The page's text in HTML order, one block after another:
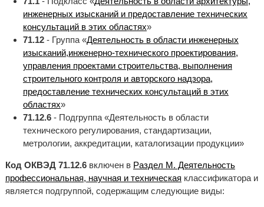
инженерных изысканий и предоставление технических
консультаций в этих областях»
71.12- Группа «Деятельность в области инженерных
изысканий,инженерно-технического проектирования,
управления проектами строительства, выполнения
строительного контроля и авторского надзора,
предоставление технических консультаций в этих
областях»
71.12.6- Подгруппа «Деятельность в области
технического регулирования, стандартизации,
метрологии, аккредитации, каталогизации продукции»
Код ОКВЭД 71.12.6включен в Раздел M. Деятельность
профессиональная, научная и техническая классификатора и
является подгруппой, содержащим следующие виды: